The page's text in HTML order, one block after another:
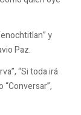
y
Paz.
“Si toda irá